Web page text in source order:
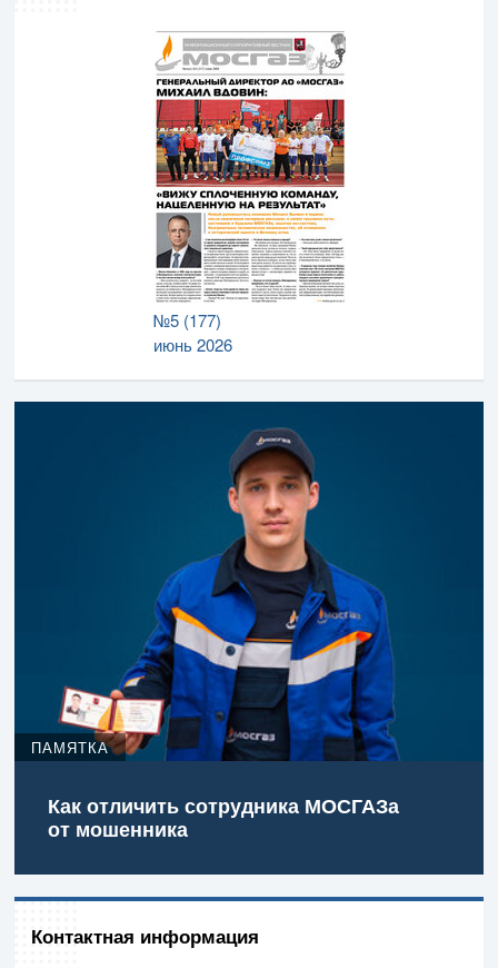
№5 (177)
июнь 2026
ПАМЯТКА
Как отличить сотрудника МОСГАЗа
от мошенника
Контактная информация